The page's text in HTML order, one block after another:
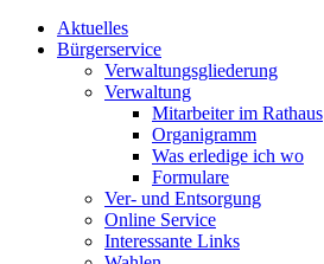
Aktuelles
Bürgerservice
Verwaltungsgliederung
Verwaltung
Mitarbeiter im Rathaus
Organigramm
Was erledige ich wo
Formulare
Ver- und Entsorgung
Online Service
Interessante Links